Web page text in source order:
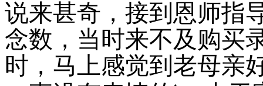
说来甚奇，接到恩师指
念数，当时来不及购买
时，马上感觉到老母亲